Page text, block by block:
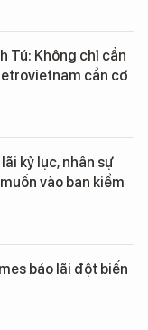
Tú: Không chỉ cần
cần cơ
kỷ lục, nhân sự
vào ban kiểm
báo lãi đột biến